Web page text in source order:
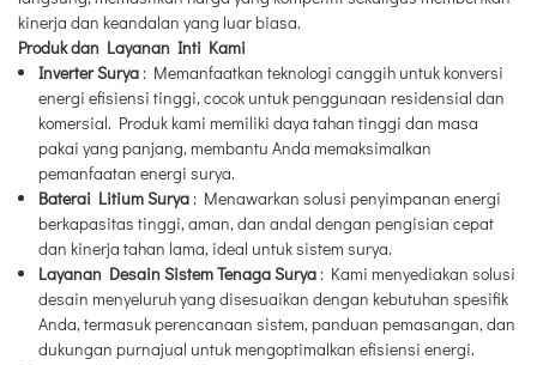
kinerja dan keandalan yang luar biasa.
Produk dan Layanan Inti Kami
Inverter Surya: Memanfaatkan teknologi canggih untuk konversi
energi efisiensi tinggi, cocok untuk penggunaan residensial dan
komersial. Produk kami memiliki daya tahan tinggi dan masa
pakai yang panjang, membantu Anda memaksimalkan
pemanfaatan energi surya.
Baterai Litium Surya: Menawarkan solusi penyimpanan energi
berkapasitas tinggi, aman, dan andal dengan pengisian cepat
dan kinerja tahan lama, ideal untuk sistem surya.
Layanan Desain Sistem Tenaga Surya: Kami menyediakan solusi
desain menyeluruh yang disesuaikan dengan kebutuhan spesifik
Anda, termasuk perencanaan sistem, panduan pemasangan, dan
dukungan purnajual untuk mengoptimalkan efisiensi energi.